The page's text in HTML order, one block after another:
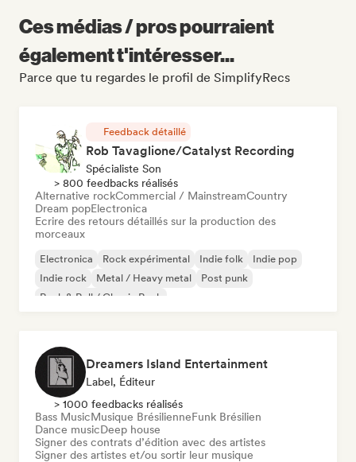
Ces médias / pros pourraient
également t'intéresser...
Parce que tu regardes le profil de SimplifyRecs
Feedback détaillé
Rob Tavaglione/Catalyst Recording
Spécialiste Son
> 800 feedbacks réalisés
Alternative rockCommercial / MainstreamCountry
Dream popElectronica
Ecrire des retours détaillés sur la production des
morceaux
Electronica Rock expérimental Indie folk
Indie pop
Indie rock
Metal / Heavy metal
Post punk
Rock & Roll / Classic Rock
Dreamers Island Entertainment
Label, Éditeur
> 1000 feedbacks réalisés
Bass MusicMusique BrésilienneFunk Brésilien
Dance musicDeep house
Signer des contrats d’édition avec des artistes
Signer des artistes et/ou sortir leur musique